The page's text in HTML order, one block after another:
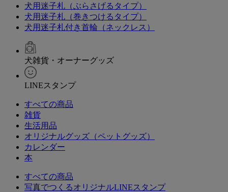
犬用迷子札（ぶらさげるタイプ）
犬用迷子札（巻きつけるタイプ）
犬用迷子札付き首輪（ネックレス）
犬雑貨・オーナーグッズ
LINEスタンプ
すべての商品
雑貨
生活用品
オリジナルグッズ（ペットグッズ）
カレンダー
本
すべての商品
写真でつくるオリジナルLINEスタンプ